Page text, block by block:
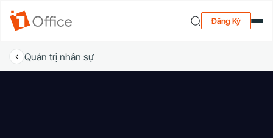
Đăng Ký
Quản trị nhân sự